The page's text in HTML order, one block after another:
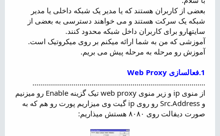
ض
و
ع
بعضی از کاربران هستند که یا مدیر یک شبکه داخلی یا مدیر
شبکه یک سرکت هستند و می خواهند دسترسی به بعضی از
سایتهارو برای کاربران داخل شبکه محدود کنند.
آموزشی که من به شما ارائه میکنم بر روی میکروتیک است.
آموزش رو مرحله به مرحله پیش می بریم.
1.فعالسازی Web Proxy
........................................................................................
از منوی ip و زیر منوی web proxy تیک گزینه Enable رو میزنیم
و Src.Address رو روی ip گیت وی میزاریم پورت رو هم که به
صورت دیفالت روی ۸۰۸۰ هستش میذاریم: